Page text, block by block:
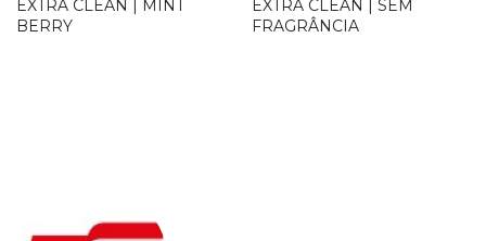
EXTRA CLEAN | MINT
BERRY
EXTRA CLEAN | SEM
FRAGRÂNCIA